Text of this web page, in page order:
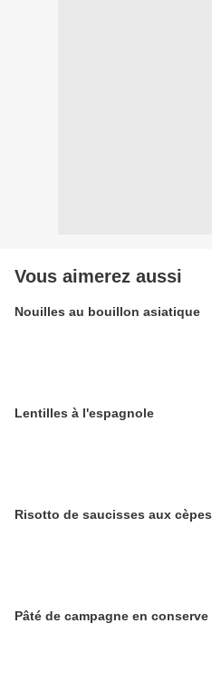
Vous aimerez aussi
Nouilles au bouillon asiatique
Lentilles à l'espagnole
Risotto de saucisses aux cèpes
Pâté de campagne en conserve